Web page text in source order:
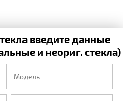
введите данные
и неориг. стекла)